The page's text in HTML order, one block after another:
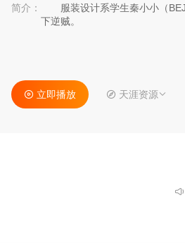
简介：
服装设计系学生秦小小（
下逆贼。
立即播放 天涯资源